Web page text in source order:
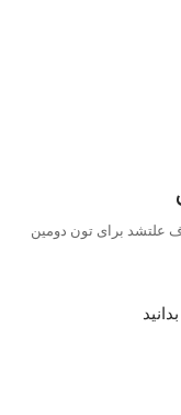
علتشد برای تون دومین